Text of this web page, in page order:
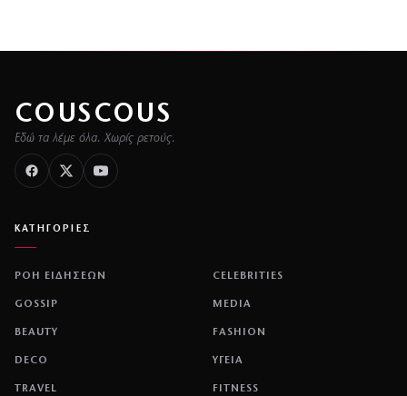
COUSCOUS
Εδώ τα λέμε όλα. Χωρίς ρετούς.
ΚΑΤΗΓΟΡΙΕΣ
ΡΟΗ ΕΙΔΗΣΕΩΝ CELEBRITIES
GOSSIP MEDIA
BEAUTY FASHION
DECO ΥΓΕΙΑ
TRAVEL FITNESS